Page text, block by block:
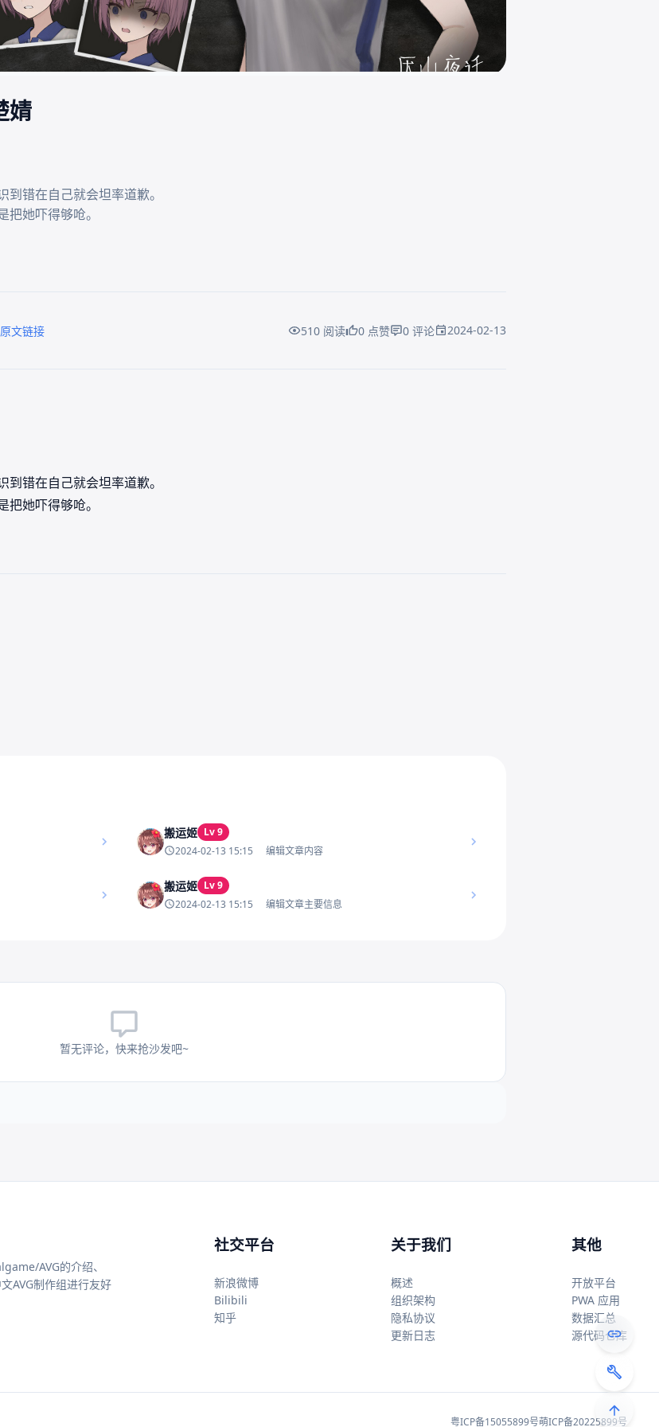
婧
错在自己就会坦率道歉。
原文链接 510 阅读 0 点赞 0 评论 2024-02-13
错在自己就会坦率道歉。
她吓得够呛。
搬运姬 Lv 9
2024-02-13 15:15
编辑文章内容
搬运姬 Lv 9
2024-02-13 15:15
编辑文章主要信息
暂无评论，快来抢沙发吧~
AVG的介绍、
AVG制作组进行友好
社交平台
新浪微博
Bilibili
知乎
关于我们
概述
组织架构
隐私协议
更新日志
其他
开放平台
PWA 应用
数据汇总
源代码仓库
粤ICP备15055899号萌ICP备20225899号